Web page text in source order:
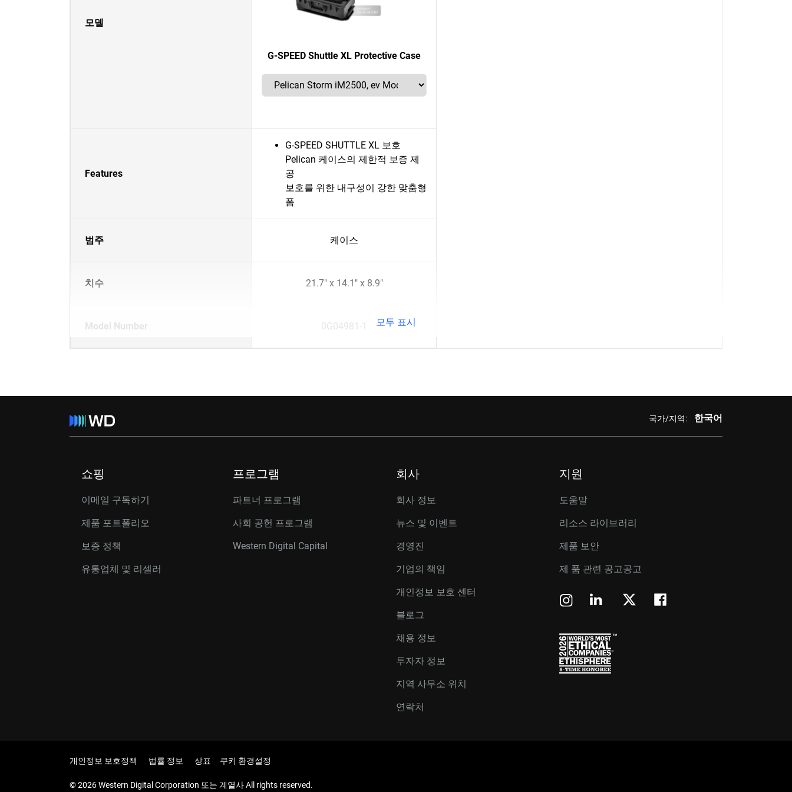
모델
G-SPEED Shuttle XL Protective Case
Features
G-SPEED SHUTTLE XL 보호
Pelican 케이스의 제한적 보증 제
공
보호를 위한 내구성이 강한 맞춤형
폼
범주 케이스
치수 21.7" x 14.1" x 8.9"
Model Number 0G04981-1 모두 표시
국가/지역: 한국어
쇼핑
이메일 구독하기
제품 포트폴리오
보증 정책
유통업체 및 리셀러
프로그램
파트너 프로그램
사회 공헌 프로그램
Western Digital Capital
회사
회사 정보
뉴스 및 이벤트
경영진
기업의 책임
개인정보 보호 센터
블로그
채용 정보
투자자 정보
지역 사무소 위치
연락처
지원
도움말
리소스 라이브러리
제품 보안
제 품 관련 공고공고
개인정보 보호정책 법률 정보 상표 쿠키 환경설정
© 2026 Western Digital Corporation 또는 계열사 All rights reserved.